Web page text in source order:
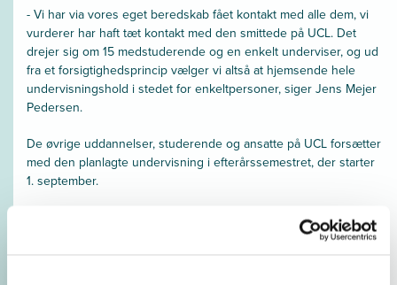
- Vi har via vores eget beredskab fået kontakt med alle dem, vi
vurderer har haft tæt kontakt med den smittede på UCL. Det
drejer sig om 15 medstuderende og en enkelt underviser, og ud
fra et forsigtighedsprincip vælger vi altså at hjemsende hele
undervisningshold i stedet for enkeltpersoner, siger Jens Mejer
Pedersen.
De øvrige uddannelser, studerende og ansatte på UCL forsætter
med den planlagte undervisning i efterårssemestret, der starter
1. september.